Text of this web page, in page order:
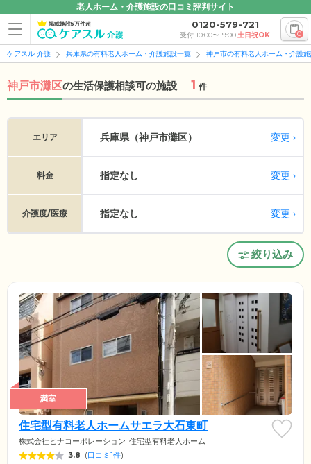
老人ホーム・介護施設の口コミ評判サイト
掲載施設5万件超 0120-579-721
受付 10:00〜19:00土日祝OK 0
ケアスル 介護 兵庫県の有料老人ホーム・介護施設一覧 神戸市の有料老人ホーム・介護
神戸市灘区の生活保護相談可の施設 1 件
エリア 兵庫県（神戸市灘区） 変更
料金 指定なし 変更
介護度/医療 指定なし 変更
絞り込み
満室
住宅型有料老人ホームサエラ大石東町
株式会社ヒナコーポレーション 住宅型有料老人ホーム
3.8 (口コミ1件)